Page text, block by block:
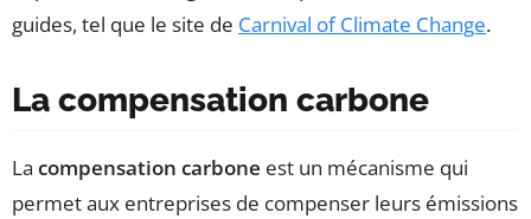
guides, tel que le site de Carnival of Climate Change.
La compensation carbone
La compensation carbone est un mécanisme qui
permet aux entreprises de compenser leurs émissions